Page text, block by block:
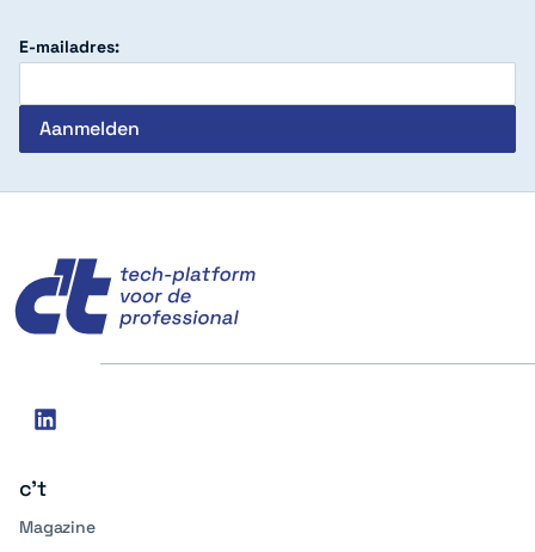
E-mailadres:
Social
linkedin
c't
Magazine